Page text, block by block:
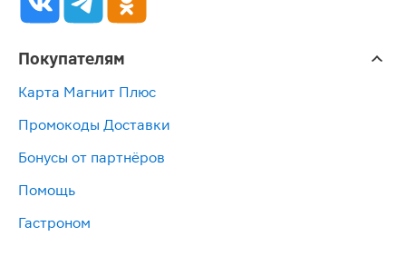
Покупателям
Карта Магнит Плюс
Промокоды Доставки
Бонусы от партнёров
Помощь
Гастроном